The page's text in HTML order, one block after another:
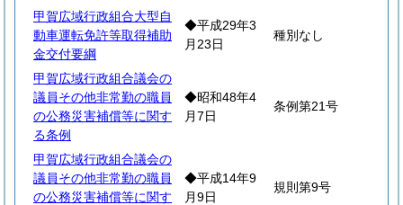
甲賀広域行政組合大型自
動車運転免許等取得補助
金交付要綱
◆平成29年3
月23日
種別なし
甲賀広域行政組合議会の
議員その他非常勤の職員
の公務災害補償等に関す
る条例
◆昭和48年4
月7日
条例第21号
甲賀広域行政組合議会の
議員その他非常勤の職員
の公務災害補償等に関す
◆平成14年9
月9日
規則第9号